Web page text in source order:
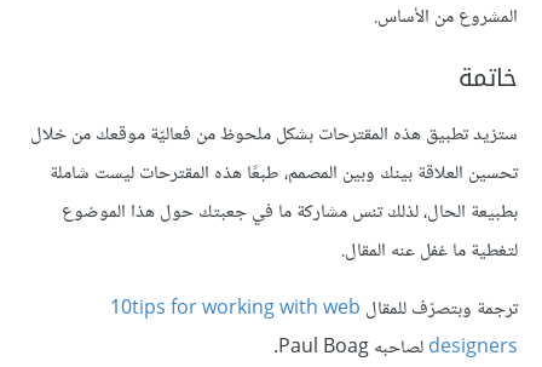
المشروع من الأساس.
خاتمة
ستزيد تطبيق هذه المقترحات بشكل ملحوظ من فعاليّة موقعك من خلال
تحسين العلاقة بينك وبين المصمم، طبعًا هذه المقترحات ليست شاملة
بطبيعة الحال، لذلك تنس مشاركة ما في جعبتك حول هذا الموضوع
لتغطية ما غفل عنه المقال.
ترجمة وبتصرّف للمقال 10tips for working with web
designersلصاحبه Paul Boag.